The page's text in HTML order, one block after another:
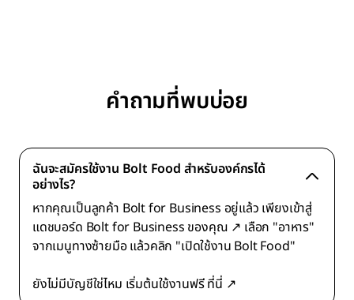
คำถามที่พบบ่อย
ฉันจะสมัครใช้งาน Bolt Food สำหรับองค์กรได้
อย่างไร?
หากคุณเป็นลูกค้า Bolt for Business อยู่แล้ว เพียงเข้าสู่
แดชบอร์ด Bolt for Business ของคุณ ↗ เลือก "อาหาร"
จากเมนูทางซ้ายมือ แล้วคลิก "เปิดใช้งาน Bolt Food"
ยังไม่มีบัญชีใช่ไหม เริ่มต้นใช้งานฟรีที่นี่ ↗